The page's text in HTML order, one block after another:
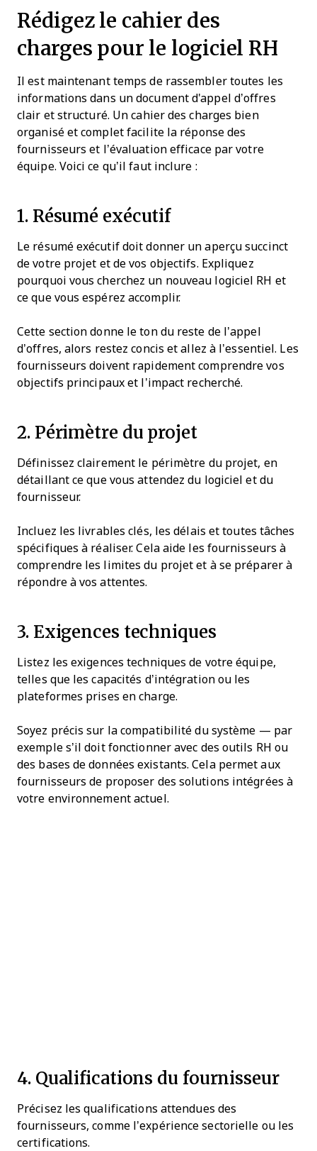
Rédigez le cahier des
charges pour le logiciel RH
Il est maintenant temps de rassembler toutes les
informations dans un document d'appel d’offres
clair et structuré. Un cahier des charges bien
organisé et complet facilite la réponse des
fournisseurs et l’évaluation efficace par votre
équipe. Voici ce qu’il faut inclure :
1. Résumé exécutif
Le résumé exécutif doit donner un aperçu succinct
de votre projet et de vos objectifs. Expliquez
pourquoi vous cherchez un nouveau logiciel RH et
ce que vous espérez accomplir.
Cette section donne le ton du reste de l’appel
d’offres, alors restez concis et allez à l’essentiel. Les
fournisseurs doivent rapidement comprendre vos
objectifs principaux et l’impact recherché.
2. Périmètre du projet
Définissez clairement le périmètre du projet, en
détaillant ce que vous attendez du logiciel et du
fournisseur.
Incluez les livrables clés, les délais et toutes tâches
spécifiques à réaliser. Cela aide les fournisseurs à
comprendre les limites du projet et à se préparer à
répondre à vos attentes.
3. Exigences techniques
Listez les exigences techniques de votre équipe,
telles que les capacités d’intégration ou les
plateformes prises en charge.
Soyez précis sur la compatibilité du système — par
exemple s’il doit fonctionner avec des outils RH ou
des bases de données existants. Cela permet aux
fournisseurs de proposer des solutions intégrées à
votre environnement actuel.
4. Qualifications du fournisseur
Précisez les qualifications attendues des
fournisseurs, comme l’expérience sectorielle ou les
certifications.